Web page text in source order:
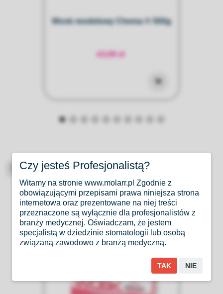
Wosk modelowy Chema ® 500g
63,00 zł
High-contrast mode
Produkty Podobne
Czy jesteś Profesjonalistą?
Witamy na stronie www.molarr.pl Zgodnie z
obowiązującymi przepisami prawa niniejsza strona
internetowa oraz prezentowane na niej treści
przeznaczone są wyłącznie dla profesjonalistów z
branży medycznej. Oświadczam, że jestem
specjalistą w dziedzinie stomatologii lub osobą
związaną zawodowo z branżą medyczną.
TAK NIE